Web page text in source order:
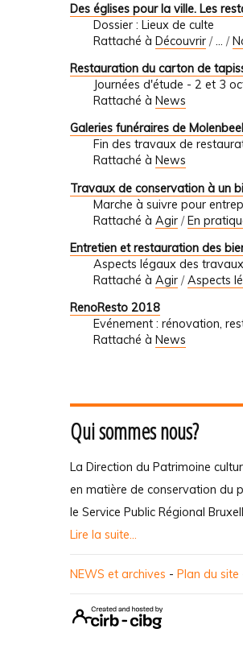
Des églises pour la ville. Les
Dossier : Lieux de culte
Rattaché à Découvrir / /
Restauration du carton de
Journées d'étude - 2 et 3
Rattaché à News
Galeries funéraires de
Fin des travaux de
Rattaché à News
Travaux de conservation à un
Marche à suivre pour
Rattaché à Agir /En
Entretien et restauration des
Aspects légaux des
Rattaché à Agir /Aspects
RenoResto 2018
Evénement : rénovation,
Rattaché à News
Qui sommes nous?
La Direction du Patrimoine
en matière de conservation du
le Service Public Régional
Lire la suite...
NEWS et archives - Plan du site